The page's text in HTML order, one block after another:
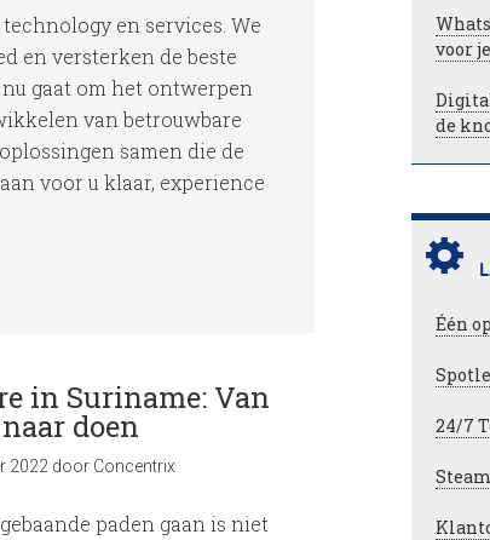
en services. We
en versterken de beste
gaat om het ontwerpen
van betrouwbare
samen die de
voor u klaar, experience
in Suriname: Van
doen
2022 door Concentrix
paden gaan is niet
voor
de
Één
24/7